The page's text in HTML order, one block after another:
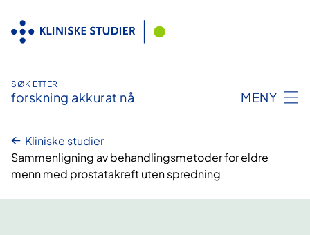
innhold
SØK ETTER
forskning akkurat nå MENY
Kliniske studier
Sammenligning av behandlingsmetoder for eldre
menn med prostatakreft uten spredning